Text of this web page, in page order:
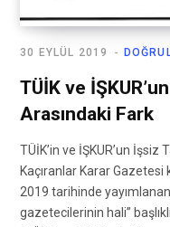
30 EYLÜL 2019
TÜİK ve
Arasındaki Fark
TÜİK’in ve İŞKUR’un İşsiz
Kaçıranlar Karar Gazetesi
2019 tarihinde
gazetecilerinin hali”